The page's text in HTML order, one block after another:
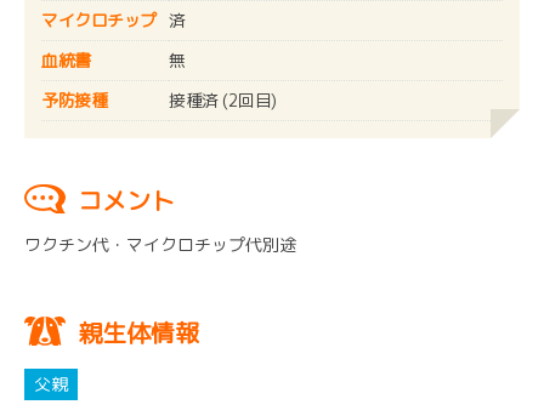
マイクロチップ 済
血統書
無
予防接種
接種済 (2回目)
コメント
ワクチン代・マイクロチップ代別途
親生体情報